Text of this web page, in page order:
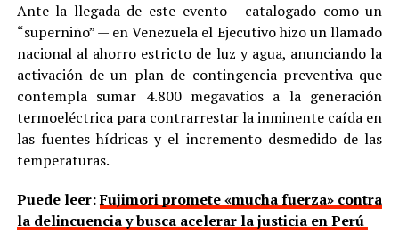
Ante la llegada de este evento —catalogado como un
“superniño” — en Venezuela el Ejecutivo hizo un llamado
nacional al ahorro estricto de luz y agua, anunciando la
activación de un plan de contingencia preventiva que
contempla sumar 4.800 megavatios a la generación
termoeléctrica para contrarrestar la inminente caída en
las fuentes hídricas y el incremento desmedido de las
temperaturas.
Puede leer:Fujimori promete «mucha fuerza» contra
la delincuencia y busca acelerar la justicia en Perú